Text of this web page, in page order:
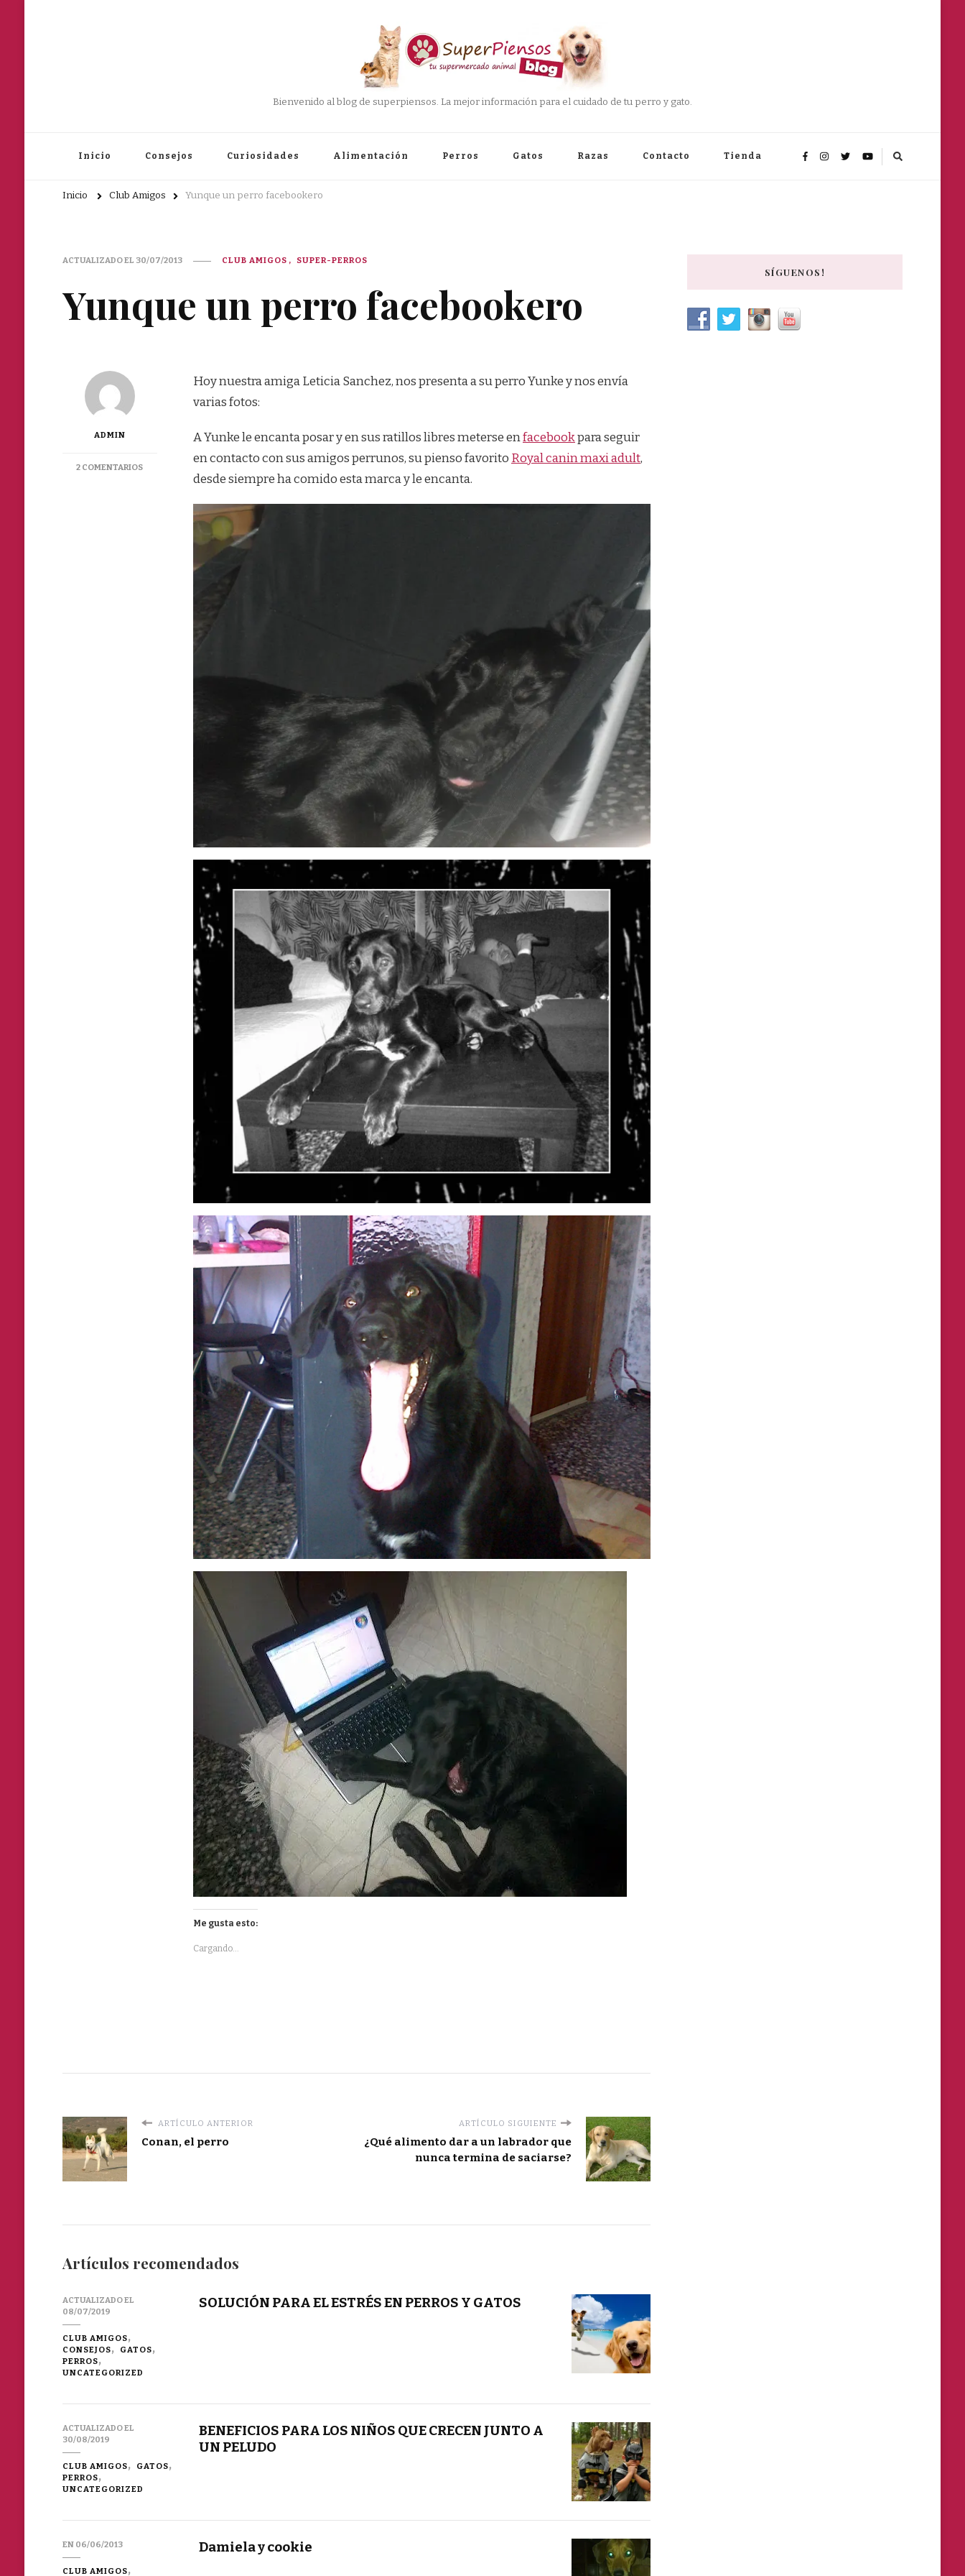
Bienvenido al blog de superpiensos. La mejor información para el cuidado de tu perro y gato.
Inicio Consejos Curiosidades Alimentación Perros Gatos Razas Contacto Tienda
Inicio Club Amigos Yunque un perro facebookero
ACTUALIZADO EL 30/07/2013 CLUB AMIGOS SUPER-PERROS
Yunque un perro facebookero
ADMIN
2 COMENTARIOSEN
FACEBOOKERO
Hoy nuestra amiga Leticia Sanchez, nos presenta a su perro Yunke y nos envía
varias fotos:
A Yunke le encanta posar y en sus ratillos libres meterse enfacebookpara seguir
en contacto con sus amigos perrunos, su pienso favorito Royal canin maxi adult,
desde siempre ha comido esta marca y le encanta.
Me gusta esto:
Cargando...
ARTÍCULO ANTERIOR
Conan, el perro
ARTÍCULO SIGUIENTE
¿Qué alimento dar a un labrador que
nunca termina de saciarse?
Artículos recomendados
ACTUALIZADO EL
08/07/2019
CLUB AMIGOS
CONSEJOS
GATOS
PERROS
UNCATEGORIZED
SOLUCIÓN PARA EL ESTRÉS EN PERROS Y GATOS
ACTUALIZADO EL
30/08/2019
CLUB AMIGOS
GATOS
PERROS
UNCATEGORIZED
BENEFICIOS PARA LOS NIÑOS QUE CRECEN JUNTO A
UN PELUDO
EN 06/06/2013
CLUB AMIGOS
Damiela y cookie
SÍGUENOS!